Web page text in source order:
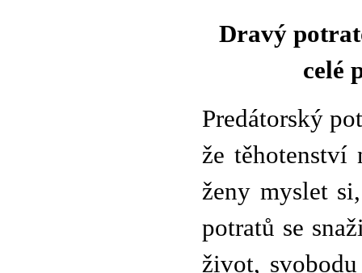
Dravý
celé
Predátorský
že
ženy myslet
potratů se
život,